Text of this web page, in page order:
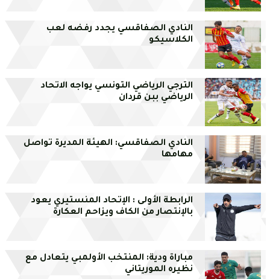
النادي الصفاقسي يجدد رفضه لعب
الكلاسيكو
الترجي الرياضي التونسي يواجه الاتحاد
الرياضي ببن قردان
النادي الصفاقسي: الهيئة المديرة تواصل
مهامها
الرابطة الأولى : الإتحاد المنستيري يعود
بالإنتصار من الكاف ويزاحم العكارة
مباراة ودية: المنتخب الأولمبي يتعادل مع
نظيره الموريتاني